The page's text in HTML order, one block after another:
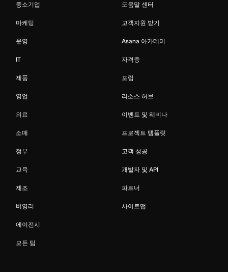
중소기업
마케팅
운영
IT
제품
영업
의료
소매
정부
교육
제조
비영리
에이전시
모든 팀
도움말 센터
고객지원 받기
Asana 아카데미
자격증
포럼
리소스 허브
이벤트 및 웨비나
프로젝트 템플릿
고객 성공
개발자 및 API
파트너
사이트맵